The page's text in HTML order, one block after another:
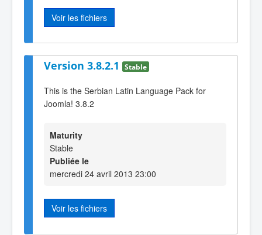
Voir les fichiers
Version 3.8.2.1 Stable
This is the Serbian Latin Language Pack for
Joomla! 3.8.2
Maturity
Stable
Publiée le
mercredi 24 avril 2013 23:00
Voir les fichiers